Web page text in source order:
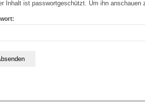
Inhalt ist passwortgeschützt. Um ihn